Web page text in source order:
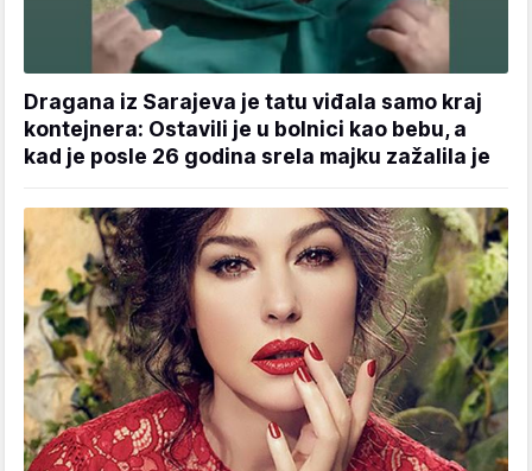
Dragana iz Sarajeva je tatu viđala samo kraj
kontejnera: Ostavili je u bolnici kao bebu, a
kad je posle 26 godina srela majku zažalila je